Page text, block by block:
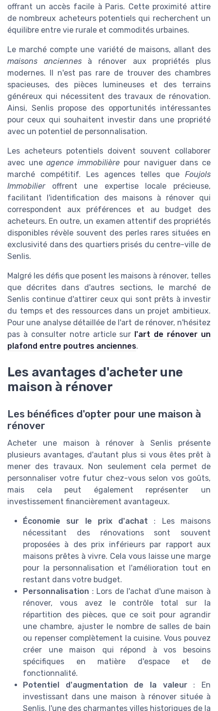
offrant un accès facile à Paris. Cette proximité attire
de nombreux acheteurs potentiels qui recherchent un
équilibre entre vie rurale et commodités urbaines.
Le marché compte une variété de maisons, allant des
maisons anciennesà rénover aux propriétés plus
modernes. Il n'est pas rare de trouver des chambres
spacieuses, des pièces lumineuses et des terrains
généreux qui nécessitent des travaux de rénovation.
Ainsi, Senlis propose des opportunités intéressantes
pour ceux qui souhaitent investir dans une propriété
avec un potentiel de personnalisation.
Les acheteurs potentiels doivent souvent collaborer
avec uneagence immobilière pour naviguer dans ce
marché compétitif. Les agences telles que Foujols
Immobilieroffrent une expertise locale précieuse,
facilitant l'identification des maisons à rénover qui
correspondent aux préférences et au budget des
acheteurs. En outre, un examen attentif des propriétés
disponibles révèle souvent des perles rares situées en
exclusivité dans des quartiers prisés du centre-ville de
Senlis.
Malgré les défis que posent les maisons à rénover, telles
que décrites dans d'autres sections, le marché de
Senlis continue d'attirer ceux qui sont prêts à investir
du temps et des ressources dans un projet ambitieux.
Pour une analyse détaillée de l'art de rénover, n'hésitez
pas à consulter notre article sur l'art de rénover un
plafond entre poutres anciennes.
Les avantages d'acheter une
maison à rénover
Les bénéfices d'opter pour une maison à
rénover
Acheter une maison à rénover à Senlis présente
plusieurs avantages, d'autant plus si vous êtes prêt à
mener des travaux. Non seulement cela permet de
personnaliser votre futur chez-vous selon vos goûts,
mais cela peut également représenter un
investissement financièrement avantageux.
Économie sur le prix d'achat : Les maisons
nécessitant des rénovations sont souvent
proposées à des prix inférieurs par rapport aux
maisons prêtes à vivre. Cela vous laisse une marge
pour la personnalisation et l'amélioration tout en
restant dans votre budget.
Personnalisation : Lors de l'achat d'une maison à
rénover, vous avez le contrôle total sur la
répartition des pièces, que ce soit pour agrandir
une chambre, ajuster le nombre de salles de bain
ou repenser complètement la cuisine. Vous pouvez
créer une maison qui répond à vos besoins
spécifiques en matière d'espace et de
fonctionnalité.
Potentiel d'augmentation de la valeur: En
investissant dans une maison à rénover située à
Senlis, l'une des charmantes villes historiques de la